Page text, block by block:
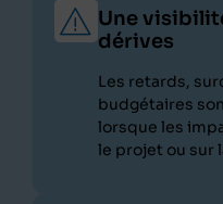
Une
dérives
Les retards,
budgétaires
lorsque les
le projet ou sur